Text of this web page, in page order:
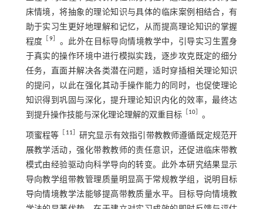
床情境，将抽象的理论知识与具体的临床案例相结合，有
助于实习生更好地理解和记忆，从而提高理论知识的掌握
程度 ［9］ 。此外在目标导向情境教学中，引导实习生置身
于真实的操作环境中进行模拟实践，逐步攻克既定的细分
任务，直面并解决各类潜在问题，适时穿插相关理论知识
的提问，以此在强化其动手操作能力的同时，也促使理论
知识得到巩固与深化，提升理论知识内化的效率，最终达
到提升操作技能与深化理论理解的双重目标［10］ 。
项蜜程等 ［ 11］ 研究显示有效指引带教教师遵循既定规范开
展教学活动，强化带教教师的责任意识，还促进临床带教
模式由经验驱动向科学导向的转变。此外本研究结果显示
导向教学组带教管理质量明显高于常规教学组，说明目标
导向情境教学法能够提高带教质量水平。目标导向情境教